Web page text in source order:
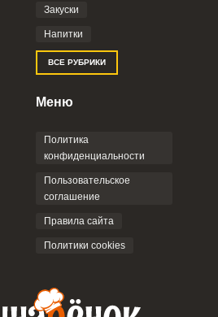
вы соглашаетесь с
Политикой
Пользовательским
Закуски
Напитки
ВСЕ РУБРИКИ
Меню
Политика
конфиденциальности
Пользовательское
соглашение
Правила сайта
Политики cookies